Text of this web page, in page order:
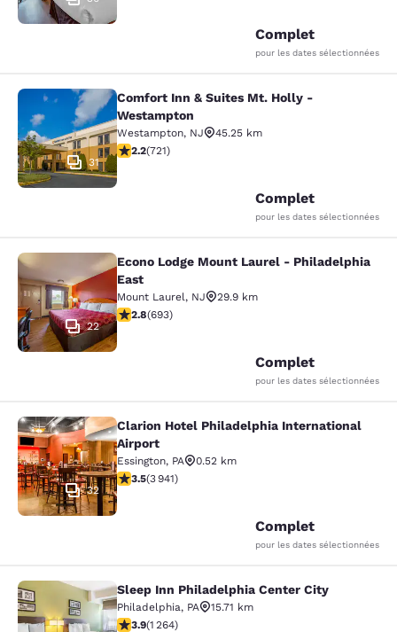
Complet
pour les dates sélectionnées
Comfort Inn & Suites Mt. Holly -
31
Comfort Inn & Suites Mt. Holly -
Westampton
Westampton, NJ
45.25 km
2.22 étoiles. Moyen. 721 commentaires
2.2(721)
Complet
pour les dates sélectionnées
Econo Lodge Mount Laurel -
22
Econo Lodge Mount Laurel - Philadelphia
East
Mount Laurel, NJ
29.9 km
2.83 étoiles. Moyen. 693 commentaires
2.8(693)
Complet
pour les dates sélectionnées
Clarion Hotel Philadelphia
32
Clarion Hotel Philadelphia International
Airport
Essington, PA
0.52 km
3.45 étoiles. Bien. 3941 commentaires
3.5(3 941)
Complet
pour les dates sélectionnées
Sleep Inn Philadelphia Center City
Sleep Inn Philadelphia Center City
Philadelphia, PA
15.71 km
3.86 étoiles. Bien. 1264 commentaires
3.9(1 264)